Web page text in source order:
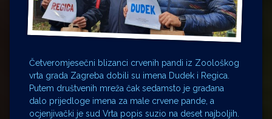
Miroslav Šantek
Četveromjesečni blizanci crvenih pandi iz Zoološkog
vrta grada Zagreba dobili su imena Dudek i Regica.
Putem društvenih mreža čak sedamsto je građana
dalo prijedloge imena za male crvene pande, a
ocjenjivački je sud Vrta popis suzio na deset najboljih.